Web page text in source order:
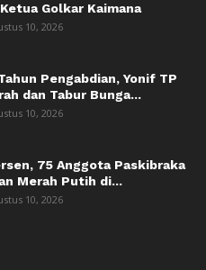
Golkar Kaimana
10, 2026
Pengabdian, Yonif TP
dan Tabur Bunga...
10, 2026
75 Anggota Paskibraka
Merah Putih di...
10, 2026